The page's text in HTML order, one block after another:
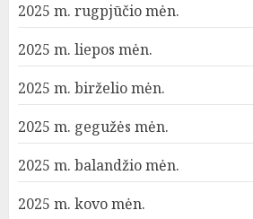
2025 m. rugpjūčio mėn.
2025 m. liepos mėn.
2025 m. birželio mėn.
2025 m. gegužės mėn.
2025 m. balandžio mėn.
2025 m. kovo mėn.